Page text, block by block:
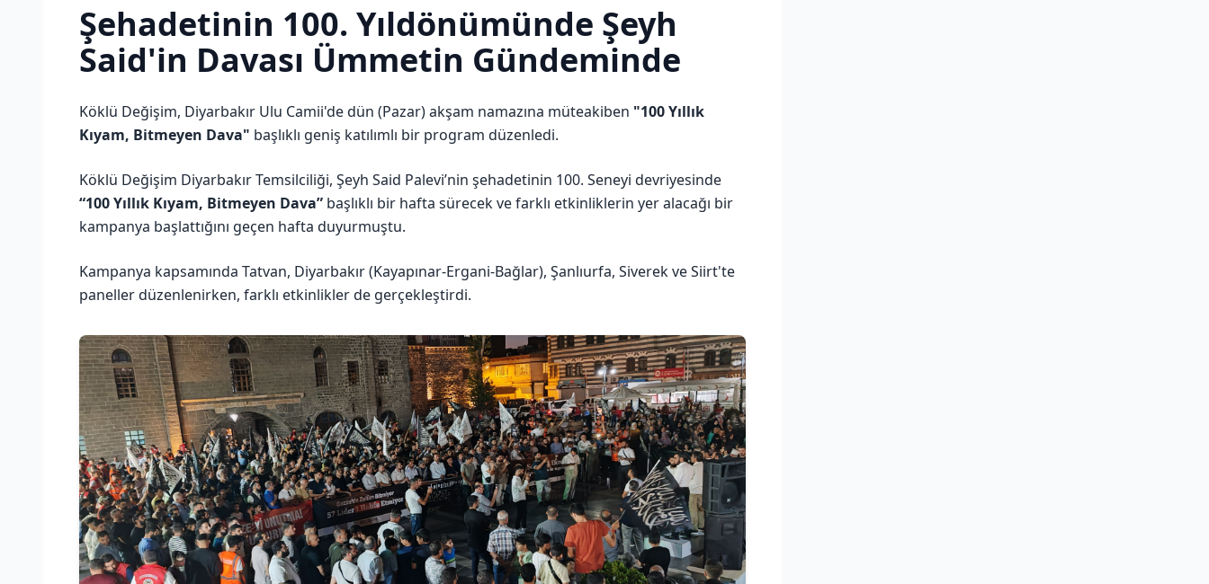
Şehadetinin 100. Yıldönümünde Şeyh
Said'in Davası Ümmetin Gündeminde
Köklü Değişim, Diyarbakır Ulu Camii'de dün (Pazar) akşam namazına müteakiben "100 Yıllık
Kıyam, Bitmeyen Dava" başlıklı geniş katılımlı bir program düzenledi.
Köklü Değişim Diyarbakır Temsilciliği, Şeyh Said Palevi’nin şehadetinin 100. Seneyi devriyesinde
“100 Yıllık Kıyam, Bitmeyen Dava” başlıklı bir hafta sürecek ve farklı etkinliklerin yer alacağı bir
kampanya başlattığını geçen hafta duyurmuştu.
Kampanya kapsamında Tatvan, Diyarbakır (Kayapınar-Ergani-Bağlar), Şanlıurfa, Siverek ve Siirt'te
paneller düzenlenirken, farklı etkinlikler de gerçekleştirdi.